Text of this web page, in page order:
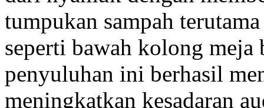
tumpukan sampah
seperti bawah kolong
penyuluhan ini berhasil
meningkatkan kesadaran